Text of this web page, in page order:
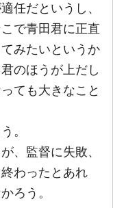
任だというし、
で青田君に正直
みたいというか
のほうが上だし
ても大きなこと
。
、監督に失敗、
わったとあれ
ろう。